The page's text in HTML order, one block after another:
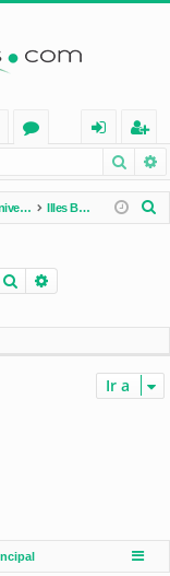
os
nt
ifi
e
eg
ist
ra
Universidades por Comunidades Illes Balears
r
Buscar
Ir a